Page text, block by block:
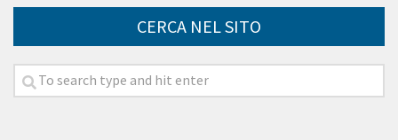
CERCA NEL SITO